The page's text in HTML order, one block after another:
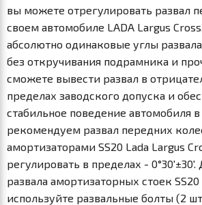
вы можете отрегулировать развал
своем автомобиле LADA Largus
абсолютно одинаковые углы
без откручивания подрамника и
сможете вывести развал в
пределах заводского допуска и
стабильное поведение автомобиля
рекомендуем развал передних
амортизаторами SS20 Lada Largus
регулировать в пределах -
развала амортизаторных стоек
используйте развальные болты (2